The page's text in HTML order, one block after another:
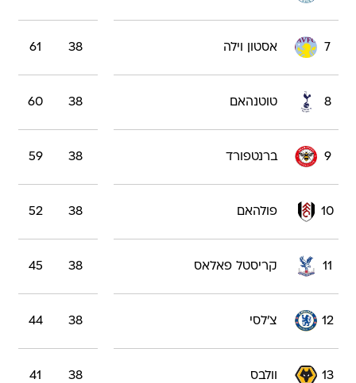
7 אסטון וילה 38
61
8 טוטנהאם 38
60
9 ברנטפורד 38
59
10 פולהאם 38
52
11 קריסטל פאלאס 38
45
12 צ'לסי 38
44
13 וולבס 38
41